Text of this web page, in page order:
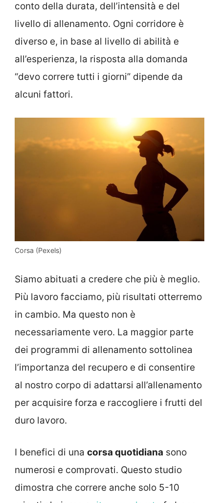
conto della durata, dell’intensità e del
livello di allenamento. Ogni corridore è
diverso e, in base al livello di abilità e
all’esperienza, la risposta alla domanda
“devo correre tutti i giorni” dipende da
alcuni fattori.
Corsa (Pexels)
Siamo abituati a credere che più è meglio.
Più lavoro facciamo, più risultati otterremo
in cambio. Ma questo non è
necessariamente vero. La maggior parte
dei programmi di allenamento sottolinea
l’importanza del recupero e di consentire
al nostro corpo di adattarsi all’allenamento
per acquisire forza e raccogliere i frutti del
duro lavoro.
I benefici di una corsa quotidiana sono
numerosi e comprovati. Questo studio
dimostra che correre anche solo 5-10